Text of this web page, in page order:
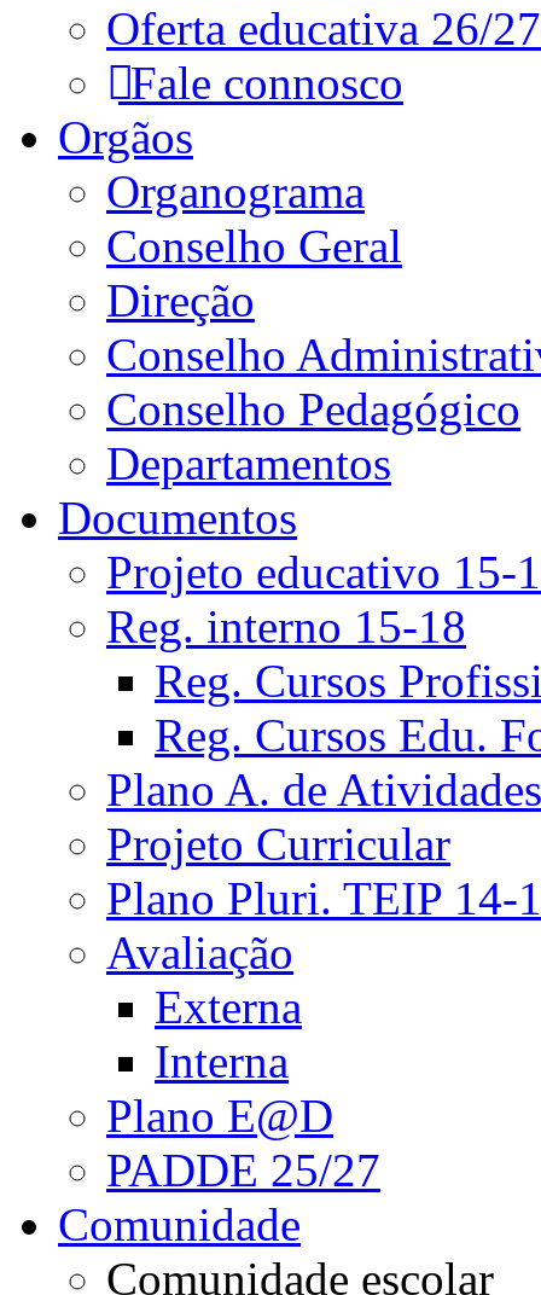
Oferta educativa 26/27
Fale connosco
Orgãos
Organograma
Conselho Geral
Direção
Conselho
Conselho Pedagógico
Departamentos
Documentos
Projeto educativo 15-
Reg. interno 15-18
Reg. Cursos
Reg. Cursos Edu.
Plano A. de Atividades
Projeto Curricular
Plano Pluri. TEIP 14-
Avaliação
Externa
Interna
Plano E@D
PADDE 25/27
Comunidade
Comunidade escolar